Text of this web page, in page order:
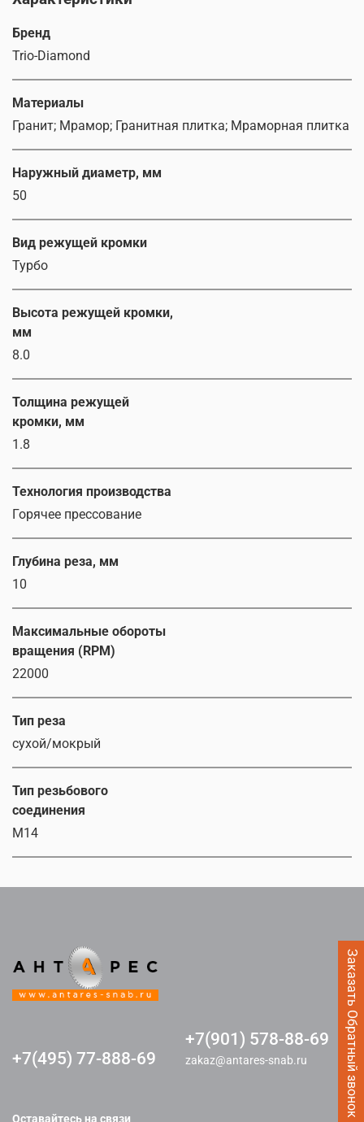
Заказать Обратный звонок
Бренд
Trio-Diamond
Материалы
Гранит; Мрамор; Гранитная плитка; Мраморная плитка
Наружный диаметр, мм
50
Вид режущей кромки
Турбо
Высота режущей кромки,
мм
8.0
Толщина режущей
кромки, мм
1.8
Технология производства
Горячее прессование
Глубина реза, мм
10
Максимальные обороты
вращения (RPM)
22000
Тип реза
сухой/мокрый
Тип резьбового
соединения
M14
+7(495) 77-888-69
+7(901) 578-88-69
zakaz@antares-snab.ru
Оставайтесь на связи